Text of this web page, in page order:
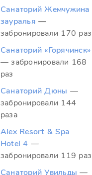
Санаторий Жемчужина
зауралья —
забронировали 170 раз
Санаторий «Горячинск»
— забронировали 168
раз
Санаторий Дюны —
забронировали 144
раза
Alex Resort & Spa
Hotel 4 —
забронировали 119 раз
Санаторий Увильды —